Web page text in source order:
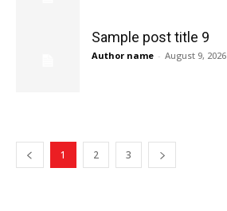
Sample post title 9
Author name - August 9, 2026
1 2 3